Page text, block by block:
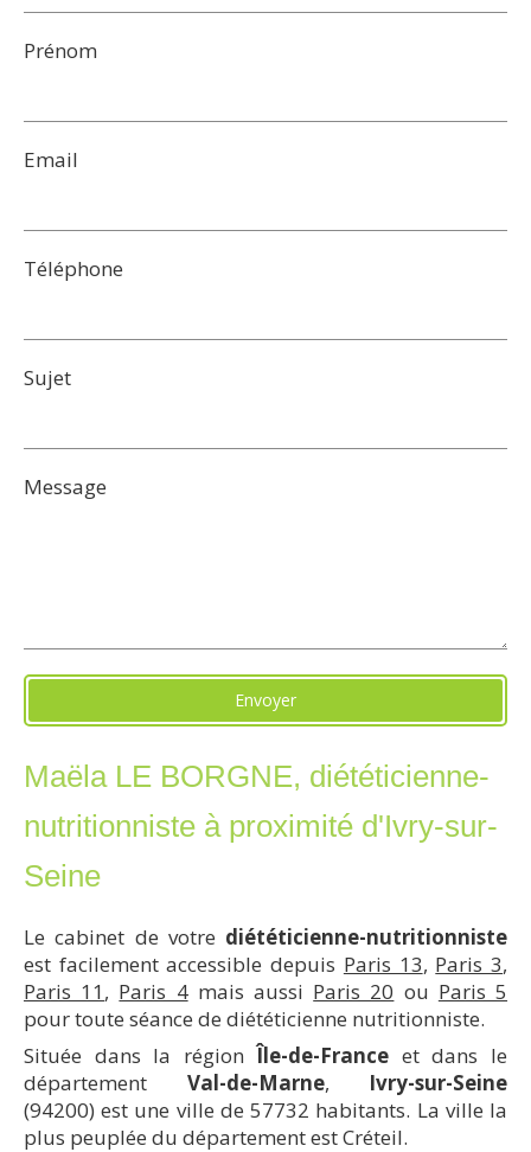
Prénom
Email
Téléphone
Sujet
Message
Envoyer
Maëla LE BORGNE, diététicienne-
nutritionniste à proximité d'Ivry-sur-
Seine
Le cabinet de votre diététicienne-nutritionniste
est facilement accessible depuis Paris 13, Paris 3,
Paris 11, Paris 4mais aussi Paris 20 ou Paris 5
pour toute séance de diététicienne nutritionniste.
Située dans la régionÎle-de-France et dans le
département Val-de-Marne, Ivry-sur-Seine
(94200) est une ville de 57732 habitants. La ville la
plus peuplée du département est Créteil.